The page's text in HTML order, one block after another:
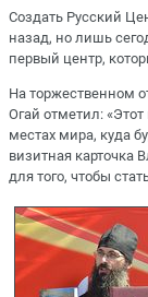
Создать Русский
назад, но лишь
первый центр,
На торжественном
Огай отметил:
местах мира, куда
визитная карточка
для того, чтобы